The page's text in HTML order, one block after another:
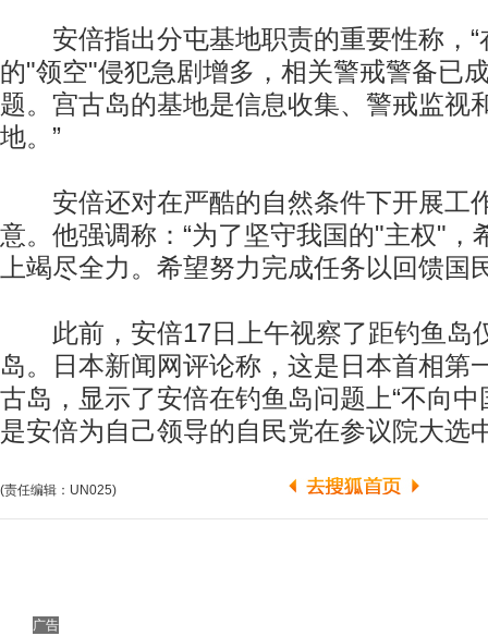
安倍指出分屯基地职责的重要性称，“
的"领空"侵犯急剧增多，相关警戒警备已
题。宫古岛的基地是信息收集、警戒监视
地。”
安倍还对在严酷的自然条件下开展工
意。他强调称：“为了坚守我国的"主权"，
上竭尽全力。希望努力完成任务以回馈国
此前，安倍17日上午视察了距钓鱼岛
岛。日本新闻网评论称，这是日本首相第
古岛，显示了安倍在钓鱼岛问题上“不向中
是安倍为自己领导的自民党在参议院大选
(责任编辑：UN025)
广告